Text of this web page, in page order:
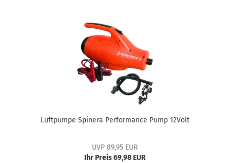
Luftpumpe Spinera Performance Pump 12Volt
UVP 89,95 EUR
Ihr Preis 69,98 EUR